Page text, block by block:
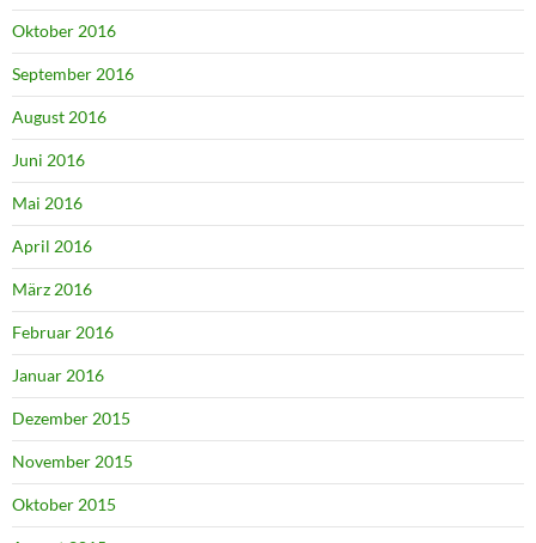
Oktober 2016
September 2016
August 2016
Juni 2016
Mai 2016
April 2016
März 2016
Februar 2016
Januar 2016
Dezember 2015
November 2015
Oktober 2015